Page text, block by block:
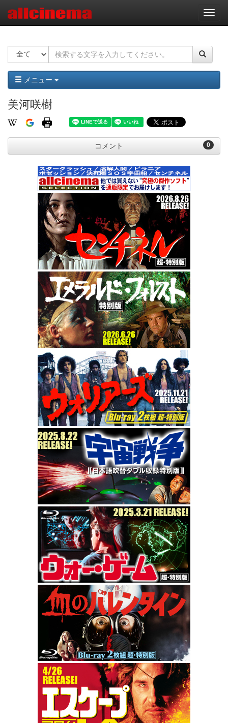
ナ
ビ
ー
ョ
ン
メニュー
美河咲樹
0
コメント